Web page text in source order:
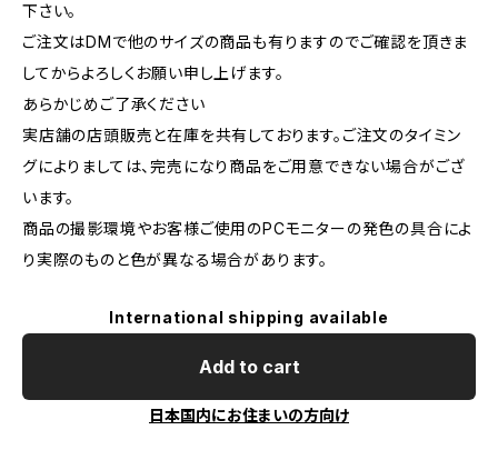
下さい。
ご注文はDMで他のサイズの商品も有りますのでご確認を頂きま
してからよろしくお願い申し上げます。
あらかじめご了承ください
実店舗の店頭販売と在庫を共有しております。ご注文のタイミン
グによりましては、完売になり商品をご用意できない場合がござ
います。
商品の撮影環境やお客様ご使用のPCモニターの発色の具合によ
り実際のものと色が異なる場合があります。
International shipping available
Add to cart
日本国内にお住まいの方向け